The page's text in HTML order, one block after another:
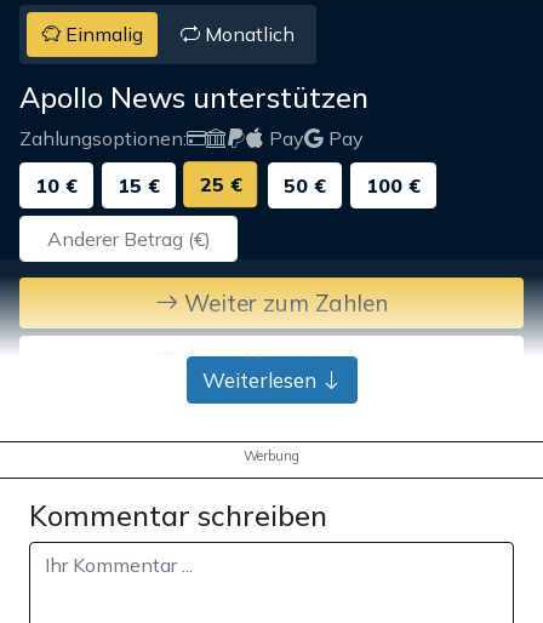
Einmalig Monatlich
Apollo News unterstützen
Zahlungsoptionen: Pay
Pay
10 €
15 € 25 € 50 € 100 €
Weiter zum Zahlen
Bank-Überweisung
Weiterlesen
Werbung
Kommentar schreiben